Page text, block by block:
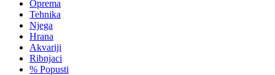
Oprema
Tehnika
Njega
Hrana
Akvariji
Ribnjaci
% Popusti